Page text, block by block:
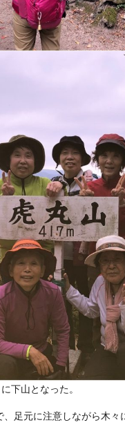
下山となった。
元に注意しながら木々